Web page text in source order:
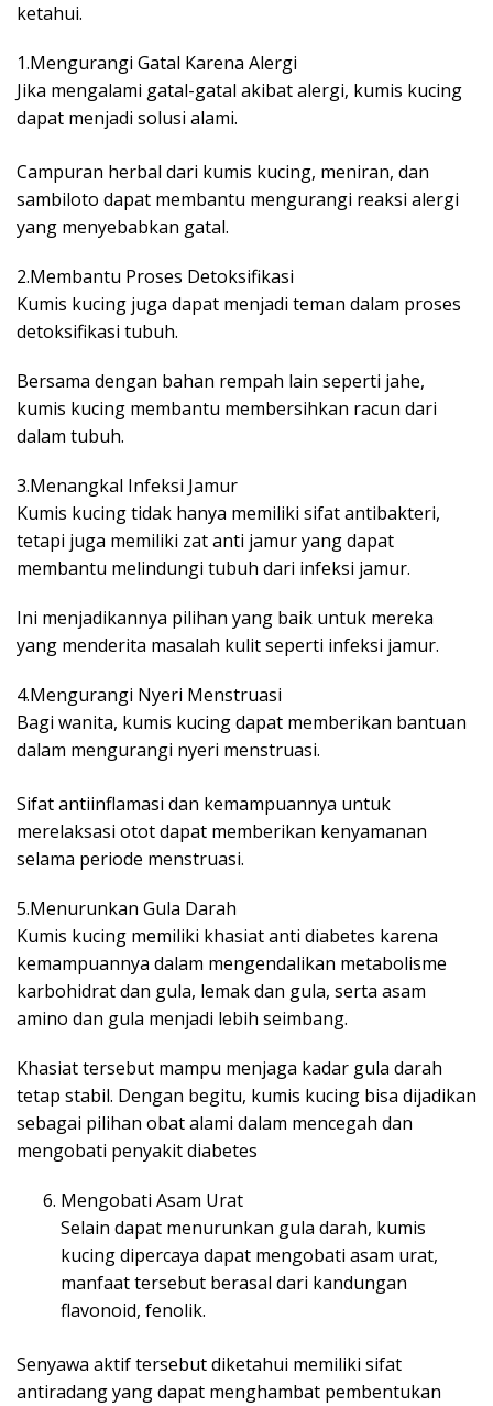
ketahui.
1.Mengurangi Gatal Karena Alergi
Jika mengalami gatal-gatal akibat alergi, kumis kucing
dapat menjadi solusi alami.
Campuran herbal dari kumis kucing, meniran, dan
sambiloto dapat membantu mengurangi reaksi alergi
yang menyebabkan gatal.
2.Membantu Proses Detoksifikasi
Kumis kucing juga dapat menjadi teman dalam proses
detoksifikasi tubuh.
Bersama dengan bahan rempah lain seperti jahe,
kumis kucing membantu membersihkan racun dari
dalam tubuh.
3.Menangkal Infeksi Jamur
Kumis kucing tidak hanya memiliki sifat antibakteri,
tetapi juga memiliki zat anti jamur yang dapat
membantu melindungi tubuh dari infeksi jamur.
Ini menjadikannya pilihan yang baik untuk mereka
yang menderita masalah kulit seperti infeksi jamur.
4.Mengurangi Nyeri Menstruasi
Bagi wanita, kumis kucing dapat memberikan bantuan
dalam mengurangi nyeri menstruasi.
Sifat antiinflamasi dan kemampuannya untuk
merelaksasi otot dapat memberikan kenyamanan
selama periode menstruasi.
5.Menurunkan Gula Darah
Kumis kucing memiliki khasiat anti diabetes karena
kemampuannya dalam mengendalikan metabolisme
karbohidrat dan gula, lemak dan gula, serta asam
amino dan gula menjadi lebih seimbang.
Khasiat tersebut mampu menjaga kadar gula darah
tetap stabil. Dengan begitu, kumis kucing bisa dijadikan
sebagai pilihan obat alami dalam mencegah dan
mengobati penyakit diabetes
Mengobati Asam Urat
Selain dapat menurunkan gula darah, kumis
kucing dipercaya dapat mengobati asam urat,
manfaat tersebut berasal dari kandungan
flavonoid, fenolik.
Senyawa aktif tersebut diketahui memiliki sifat
antiradang yang dapat menghambat pembentukan